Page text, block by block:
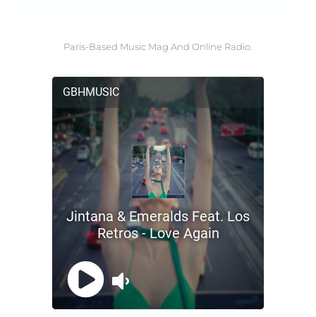
Paris-Based Music Mag And Online Radio.